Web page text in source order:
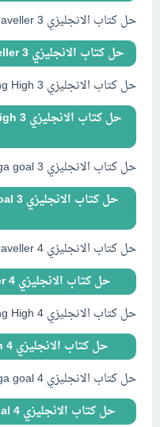
حل كتاب الانجليزي Traveller 3 مقررات 1441 كامل pdf
حل كتاب الانجليزي Traveller 3 مقررات 1441 كامل pdf
حل كتاب الانجليزي Flying High 3 مقررات 1441 كامل pdf
حل كتاب الانجليزي Mega goal 3 مقررات 1441 كامل pdf
حل كتاب الانجليزي Traveller 4 مقررات 1441 pdf
حل كتاب الانجليزي Traveller 4 مقررات 1441 pdf
حل كتاب الانجليزي Flying High 4 مقررات 1441
حل كتاب الانجليزي Flying High 4 مقررات 1441
حل كتاب الانجليزي Mega goal 4 مقررات 1441 pdf
حل كتاب الانجليزي Mega goal 4 مقررات 1441 pdf